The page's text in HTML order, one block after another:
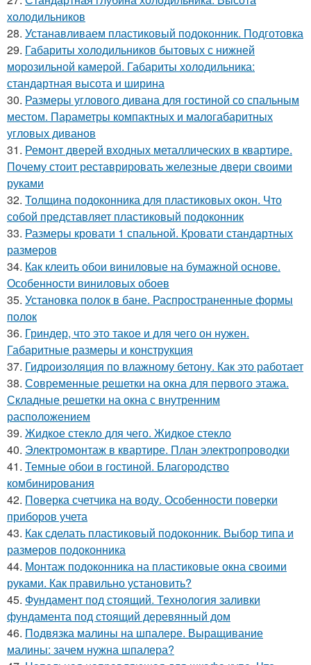
холодильников
28. Устанавливаем пластиковый подоконник. Подготовка
29. Габариты холодильников бытовых с нижней
морозильной камерой. Габариты холодильника:
стандартная высота и ширина
30. Размеры углового дивана для гостиной со спальным
местом. Параметры компактных и малогабаритных
угловых диванов
31. Ремонт дверей входных металлических в квартире.
Почему стоит реставрировать железные двери своими
руками
32. Толщина подоконника для пластиковых окон. Что
собой представляет пластиковый подоконник
33. Размеры кровати 1 спальной. Кровати стандартных
размеров
34. Как клеить обои виниловые на бумажной основе.
Особенности виниловых обоев
35. Установка полок в бане. Распространенные формы
полок
36. Гриндер, что это такое и для чего он нужен.
Габаритные размеры и конструкция
37. Гидроизоляция по влажному бетону. Как это работает
38. Современные решетки на окна для первого этажа.
Складные решетки на окна с внутренним
расположением
39. Жидкое стекло для чего. Жидкое стекло
40. Электромонтаж в квартире. План электропроводки
41. Темные обои в гостиной. Благородство
комбинирования
42. Поверка счетчика на воду. Особенности поверки
приборов учета
43. Как сделать пластиковый подоконник. Выбор типа и
размеров подоконника
44. Монтаж подоконника на пластиковые окна своими
руками. Как правильно установить?
45. Фундамент под стоящий. Технология заливки
фундамента под стоящий деревянный дом
46. Подвязка малины на шпалере. Выращивание
малины: зачем нужна шпалера?